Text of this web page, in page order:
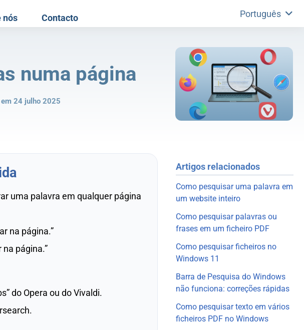
nós Contacto Português
numa página
24 julho 2025
uma palavra em qualquer página
na página.”
página.”
do Opera ou do Vivaldi.
Artigos relacionados
Como pesquisar uma palavra em
um website inteiro
Como pesquisar palavras ou
frases em um ficheiro PDF
Como pesquisar ficheiros no
Windows 11
Barra de Pesquisa do Windows
não funciona: correções rápidas
Como pesquisar texto em vários
ficheiros PDF no Windows